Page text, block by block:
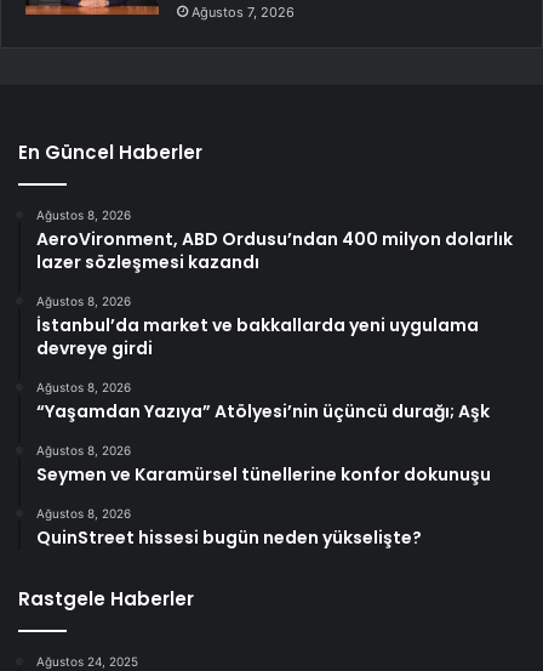
Ağustos 7, 2026
En Güncel Haberler
Ağustos 8, 2026
AeroVironment, ABD Ordusu’ndan 400 milyon dolarlık
lazer sözleşmesi kazandı
Ağustos 8, 2026
İstanbul’da market ve bakkallarda yeni uygulama
devreye girdi
Ağustos 8, 2026
“Yaşamdan Yazıya” Atölyesi’nin üçüncü durağı; Aşk
Ağustos 8, 2026
Seymen ve Karamürsel tünellerine konfor dokunuşu
Ağustos 8, 2026
QuinStreet hissesi bugün neden yükselişte?
Rastgele Haberler
Ağustos 24, 2025